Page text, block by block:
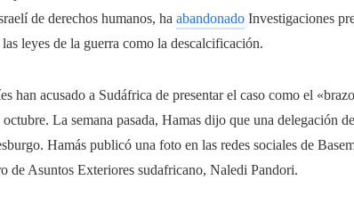
de derechos humanos, ha abandonado Investigaciones
leyes de la guerra como la descalcificación.
han acusado a Sudáfrica de presentar el caso como el
La semana pasada, Hamas dijo que una delegación
Hamás publicó una foto en las redes sociales de
de Asuntos Exteriores sudafricano, Naledi Pandori.